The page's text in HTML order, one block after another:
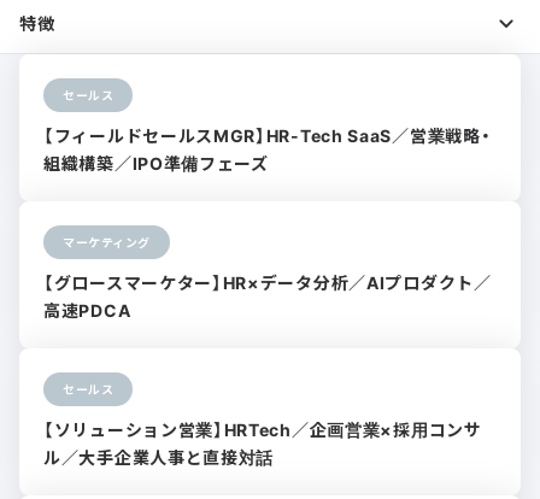
特徴
セールス
【フィールドセールスMGR】HR-Tech SaaS／営業戦略・
組織構築／IPO準備フェーズ
マーケティング
【グロースマーケター】HR×データ分析／AIプロダクト／
高速PDCA
セールス
【ソリューション営業】HRTech／企画営業×採用コンサ
ル／大手企業人事と直接対話